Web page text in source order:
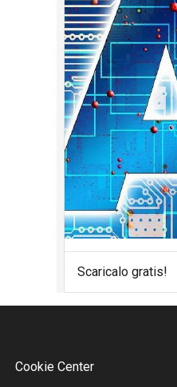
Scaricalo gratis!
Cookie Center